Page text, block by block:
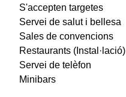
S'accepten targetes
Servei de salut i bellesa
Sales de convencions
Restaurants (Instal·lació)
Servei de telèfon
Minibars